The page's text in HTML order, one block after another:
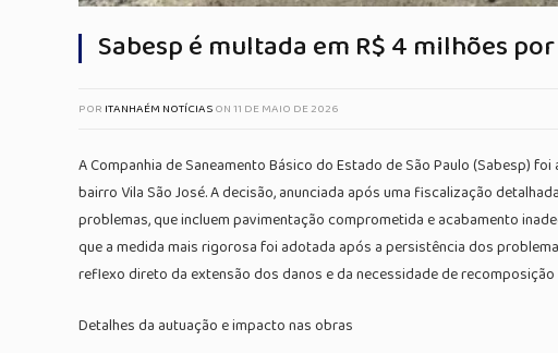
Sabesp é multada em R$ 4 milhões
POR ITANHAÉM NOTÍCIASON11 DE MAIO DE 2026
A Companhia de Saneamento Básico do Estado de São Paulo (Sabesp)
bairro Vila São José. A decisão, anunciada após uma fiscalização
problemas, que incluem pavimentação comprometida e acabamento
que a medida mais rigorosa foi adotada após a persistência dos
reflexo direto da extensão dos danos e da necessidade de
Detalhes da autuação e impacto nas obras